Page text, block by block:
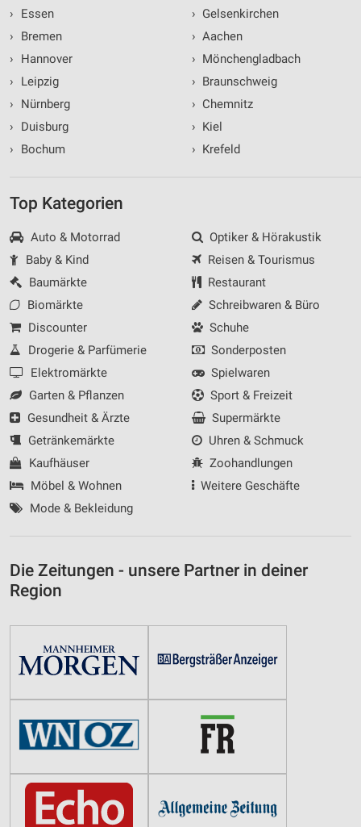
›
Essen
›
Bremen
›
Hannover
›
Leipzig
›
Nürnberg
›
Duisburg
›
Bochum
› Gelsenkirchen
› Aachen
› Mönchengladbach
› Braunschweig
› Chemnitz
› Kiel
› Krefeld
Top Kategorien
Auto & Motorrad
Baby & Kind
Baumärkte
Biomärkte
Discounter
Drogerie & Parfümerie
Elektromärkte
Garten & Pflanzen
Gesundheit & Ärzte
Getränkemärkte
Kaufhäuser
Möbel & Wohnen
Mode & Bekleidung
Optiker & Hörakustik
Reisen & Tourismus
Restaurant
Schreibwaren & Büro
Schuhe
Sonderposten
Spielwaren
Sport & Freizeit
Supermärkte
Uhren & Schmuck
Zoohandlungen
Weitere Geschäfte
Die Zeitungen - unsere Partner in deiner
Region